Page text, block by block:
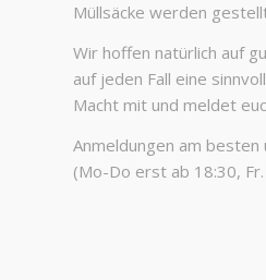
Müllsäcke werden
Wir hoffen natürlich auf
auf jeden Fall eine
Macht mit und meldet
Anmeldungen am besten
(Mo-Do erst ab 18:30,